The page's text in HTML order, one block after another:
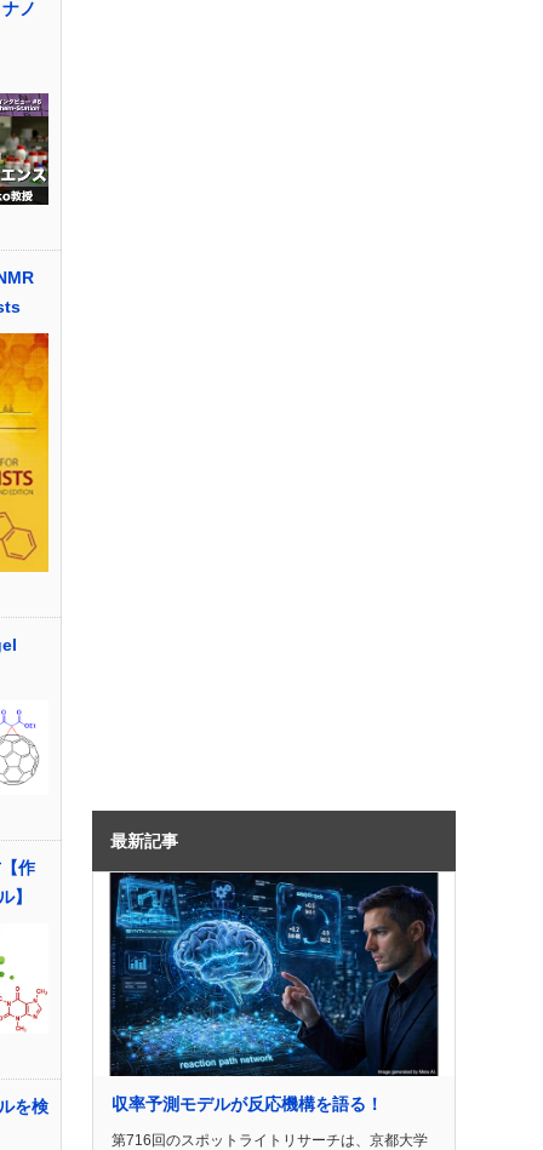
ノ
作
】
を検
最新記事
収率予測モデルが反応機構を語る！
第716回のスポットライトリサーチは、京都大学